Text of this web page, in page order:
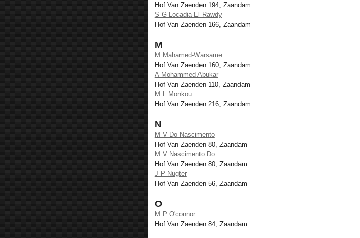
Hof Van Zaenden 194, Zaandam
S G Locadia-El Rawdy
Hof Van Zaenden 166, Zaandam
M
M Mahamed-Warsame
Hof Van Zaenden 160, Zaandam
A Mohammed Abukar
Hof Van Zaenden 110, Zaandam
M L Monkou
Hof Van Zaenden 216, Zaandam
N
M V Do Nascimento
Hof Van Zaenden 80, Zaandam
M V Nascimento Do
Hof Van Zaenden 80, Zaandam
J P Nugter
Hof Van Zaenden 56, Zaandam
O
M P O'connor
Hof Van Zaenden 84, Zaandam